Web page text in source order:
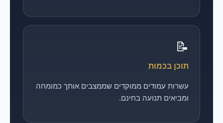
📝
תוכן בכמות
עשרות עמודים ממוקדים שממצבים אותך כמומחה
ומביאים תנועה בחינם.